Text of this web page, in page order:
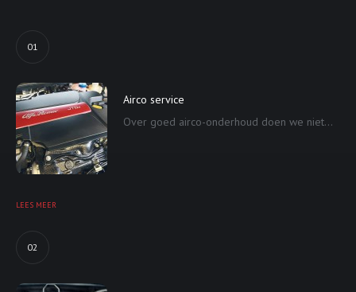
01
Airco service
Over goed airco-onderhoud doen we niet...
LEES MEER
02